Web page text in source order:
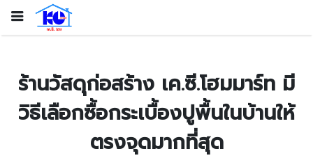
ร้านวัสดุก่อสร้าง เค.ซี.โฮมมาร์ท มี
วิธีเลือกซื้อกระเบื้องปูพื้นในบ้านให้
ตรงจุดมากที่สุด